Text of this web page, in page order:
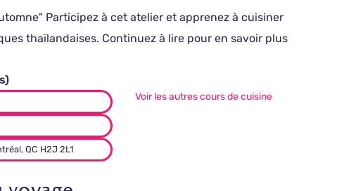
Participez à cet atelier et apprenez à cuisiner
thaïlandaises. Continuez à lire pour en savoir plus
QC H2J 2L1
Voir les autres cours de cuisine